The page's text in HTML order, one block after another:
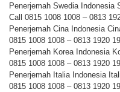
Penerjemah Swedia Indonesia
Call 0815 1008 1008 – 0813
Penerjemah Cina Indonesia
0815 1008 1008 – 0813 1920
Penerjemah Korea Indonesia
0815 1008 1008 – 0813 1920
Penerjemah Italia Indonesia
0815 1008 1008 – 0813 1920